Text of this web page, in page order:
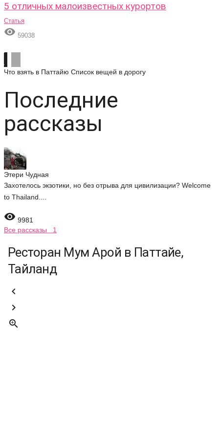
5 отличных малоизвестных курортов
Статья
 59038
Что взять в Паттайю Список вещей в дорогу
Последние
рассказы
Этери Чудная
Захотелось экзотики, но без отрыва для цивилизации? Welcome
to Thailand....
 9981
Все рассказы 1
Ресторан Мум Арой в Паттайе,
Тайланд


